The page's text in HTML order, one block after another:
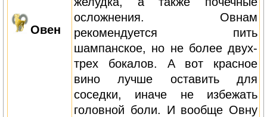
Овен
осложнения. Овнам
рекомендуется пить
шампанское, но не более двух-
трех бокалов. А вот красное
вино лучше оставить для
соседки, иначе не избежать
головной боли. И вообще Овну